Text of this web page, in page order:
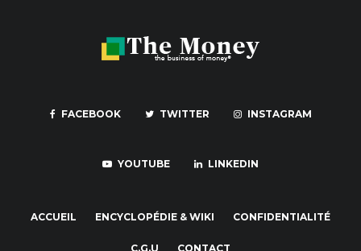
FACEBOOK TWITTER INSTAGRAM
YOUTUBE LINKEDIN
ACCUEIL ENCYCLOPÉDIE & WIKI CONFIDENTIALITÉ
C.G.U CONTACT